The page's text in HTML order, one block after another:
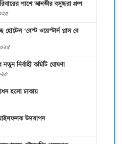
পাশে আনভীর বসুন্ধরা গ্রুপ
‘বেস্ট ওয়েস্টার্ন প্লাস বে
নতুন নির্বাহী কমিটি ঘোষণা
হলো ঢাকায়
মাইলফলক উদযাপন